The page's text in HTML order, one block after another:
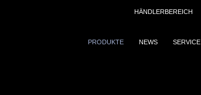
PRODUKTE NEWS SERVICE
HÄNDLERBEREICH